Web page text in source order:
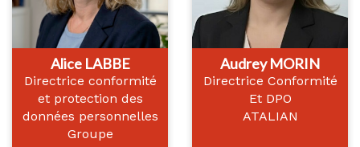
Alice LABBE
Directrice conformité
et protection des
données personnelles
Groupe
Audrey MORIN
Directrice Conformité
Et DPO
ATALIAN